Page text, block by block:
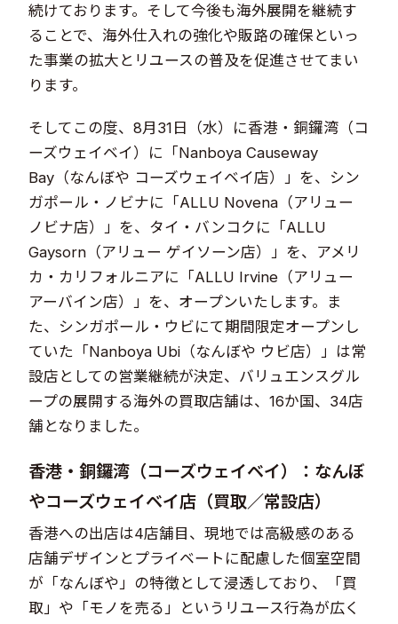
続けております。そして今後も海外展開を継続す
ることで、海外仕入れの強化や販路の確保といっ
た事業の拡大とリユースの普及を促進させてまい
ります。
そしてこの度、8月31日（水）に香港・銅鑼湾（コ
ーズウェイベイ）に「Nanboya Causeway
Bay（なんぼや コーズウェイベイ店）」を、シン
ガポール・ノビナに「ALLU Novena（アリュー
ノビナ店）」を、タイ・バンコクに「ALLU
Gaysorn（アリュー ゲイソーン店）」を、アメリ
カ・カリフォルニアに「ALLU Irvine（アリュー
アーバイン店）」を、オープンいたします。ま
た、シンガポール・ウビにて期間限定オープンし
ていた「Nanboya Ubi（なんぼや ウビ店）」は常
設店としての営業継続が決定、バリュエンスグル
ープの展開する海外の買取店舗は、16か国、34店
舗となりました。
香港・銅鑼湾（コーズウェイベイ）：なんぼ
やコーズウェイベイ店（買取／常設店）
香港への出店は4店舗目、現地では高級感のある
店舗デザインとプライベートに配慮した個室空間
が「なんぼや」の特徴として浸透しており、「買
取」や「モノを売る」というリユース行為が広く